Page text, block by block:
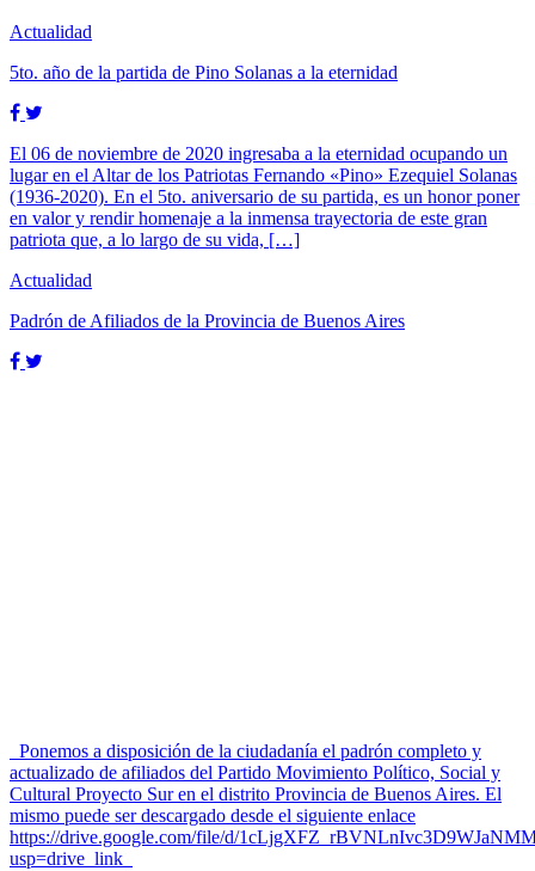
Actualidad
5to. año de la partida de Pino Solanas a la eternidad
El 06 de noviembre de 2020 ingresaba a la eternidad ocupando un
lugar en el Altar de los Patriotas Fernando «Pino» Ezequiel Solanas
(1936-2020). En el 5to. aniversario de su partida, es un honor poner
en valor y rendir homenaje a la inmensa trayectoria de este gran
patriota que, a lo largo de su vida, […]
Actualidad
Padrón de Afiliados de la Provincia de Buenos Aires
Ponemos a disposición de la ciudadanía el padrón completo y
actualizado de afiliados del Partido Movimiento Político, Social y
Cultural Proyecto Sur en el distrito Provincia de Buenos Aires. El
mismo puede ser descargado desde el siguiente enlace
https://drive.google.com/file/d/
usp=drive_link